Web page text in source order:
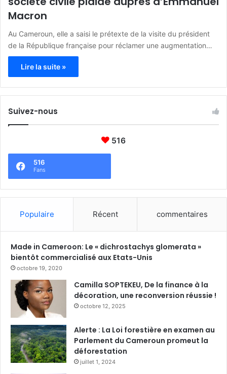
Macron
Au Cameroun, elle a saisi le prétexte de la visite du président
de la République française pour réclamer une augmentation…
Lire la suite »
Suivez-nous
516
516
Fans
Populaire Récent commentaires
Made in Cameroon: Le « dichrostachys glomerata »
bientôt commercialisé aux Etats-Unis
octobre 19, 2020
Camilla SOPTEKEU, De la finance à la
décoration, une reconversion réussie !
octobre 12, 2025
Alerte : La Loi forestière en examen au
Parlement du Cameroun promeut la
déforestation
juillet 1, 2024